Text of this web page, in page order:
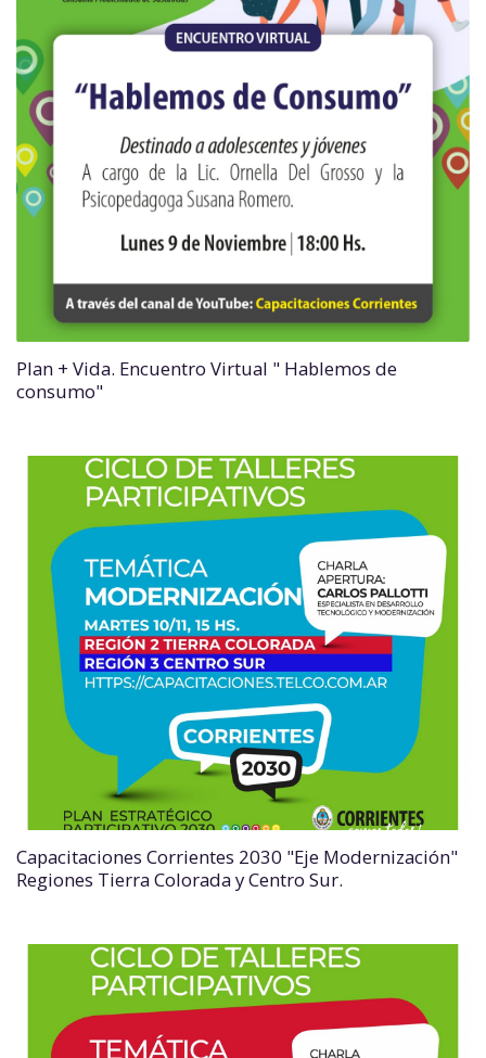
Plan + Vida. Encuentro Virtual " Hablemos de
consumo"
Capacitaciones Corrientes 2030 "Eje Modernización"
Regiones Tierra Colorada y Centro Sur.